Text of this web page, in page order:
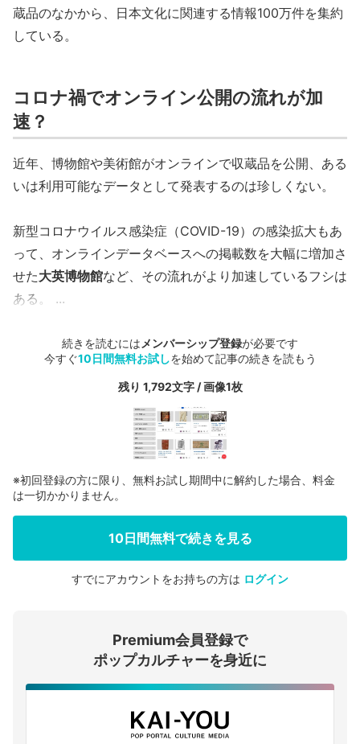
蔵品のなかから、日本文化に関連する情報100万件を集約
している。
コロナ禍でオンライン公開の流れが加
速？
近年、博物館や美術館がオンラインで収蔵品を公開、ある
いは利用可能なデータとして発表するのは珍しくない。
新型コロナウイルス感染症（COVID-19）の感染拡大もあ
って、オンラインデータベースへの掲載数を大幅に増加さ
せた大英博物館など、その流れがより加速しているフシは
ある。 ...
続きを読むには メンバーシップ登録が必要です
今すぐ10日間無料お試しを始めて記事の続きを読もう
残り 1,792文字 / 画像1枚
会員登録する
ログインする
※初回登録の方に限り、無料お試し期間中に解約した場合、料金
は一切かかりません。
10日間無料で続きを見る
すでにアカウントをお持ちの方は ログイン
Premium会員登録で
ポップカルチャーを身近に